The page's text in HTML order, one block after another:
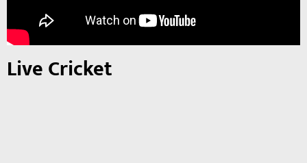
Live Cricket